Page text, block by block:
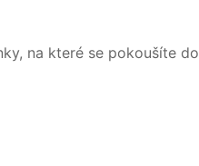
na které se pokoušíte